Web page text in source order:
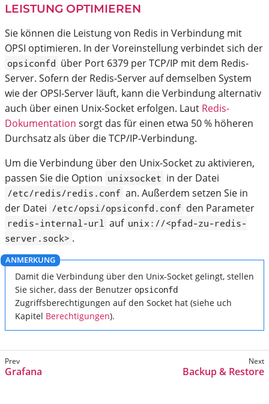
LEISTUNG OPTIMIEREN
Sie können die Leistung von Redis in Verbindung mit
OPSI optimieren. In der Voreinstellung verbindet sich der
opsiconfd über Port 6379 per TCP/IP mit dem Redis-
Server. Sofern der Redis-Server auf demselben System
wie der OPSI-Server läuft, kann die Verbindung alternativ
auch über einen Unix-Socket erfolgen. Laut Redis-
Dokumentation sorgt das für einen etwa 50 % höheren
Durchsatz als über die TCP/IP-Verbindung.
Um die Verbindung über den Unix-Socket zu aktivieren,
passen Sie die Option unixsocket in der Datei
/etc/redis/redis.conf an. Außerdem setzen Sie in
der Datei /etc/opsi/opsiconfd.conf den Parameter
redis-internal-url auf unix://<pfad-zu-redis-
server.sock> .
Damit die Verbindung über den Unix-Socket gelingt, stellen
Sie sicher, dass der Benutzer opsiconfd
Zugriffsberechtigungen auf den Socket hat (siehe uch
Kapitel Berechtigungen).
Grafana Backup & Restore